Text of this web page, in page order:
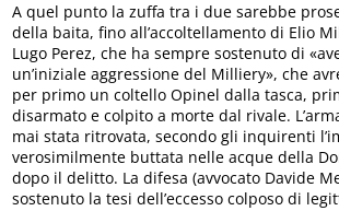
A quel punto la zuffa tra i due sarebbe
della baita, fino all’accoltellamento di Elio
Lugo Perez, che ha sempre sostenuto di
un’iniziale aggressione del Milliery», che
per primo un coltello Opinel dalla tasca,
disarmato e colpito a morte dal rivale.
mai stata ritrovata, secondo gli inquirenti
verosimilmente buttata nelle acque della
dopo il delitto. La difesa (avvocato Davide
sostenuto la tesi dell’eccesso colposo di